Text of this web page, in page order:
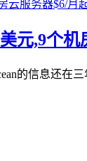
元,9个
的信息还在